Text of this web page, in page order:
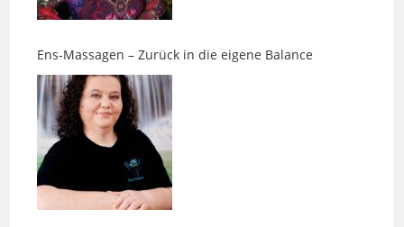
Ens-Massagen – Zurück in die eigene Balance
Impfungen beim Hund: Warum „nach Plan“ nicht die